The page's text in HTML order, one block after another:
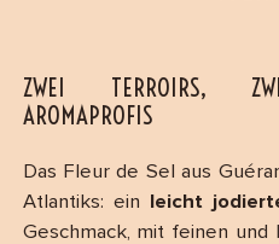
ZWEI TERROIRS,
AROMAPROFIS
Das Fleur de Sel aus
Atlantiks: ein
leicht
Geschmack, mit feinen und